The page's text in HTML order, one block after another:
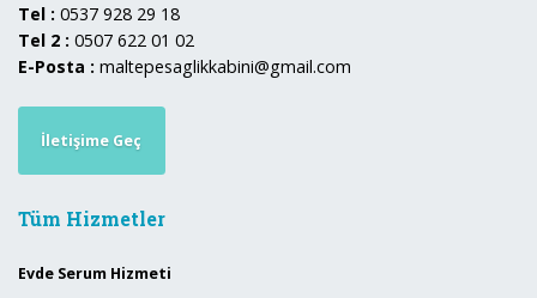
Tel : 0537 928 29 18
Tel 2 : 0507 622 01 02
E-Posta : maltepesaglikkabini@gmail.com
İletişime Geç
Tüm Hizmetler
Evde Serum Hizmeti